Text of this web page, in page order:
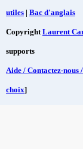
utiles | Bac d'anglais
CopyrightLaurent
supports
Aide / Contactez-nous
choix]